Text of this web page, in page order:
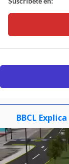
BBCL Explica